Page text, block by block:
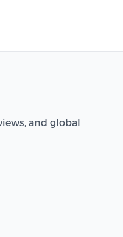
and global